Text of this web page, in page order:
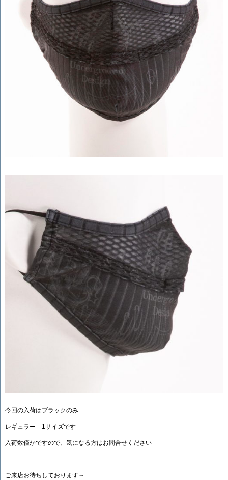
今回の入荷はブラックのみ
レギュラー 1サイズです
入荷数僅かですので、気になる方はお問合せください
ご来店お待ちしております～